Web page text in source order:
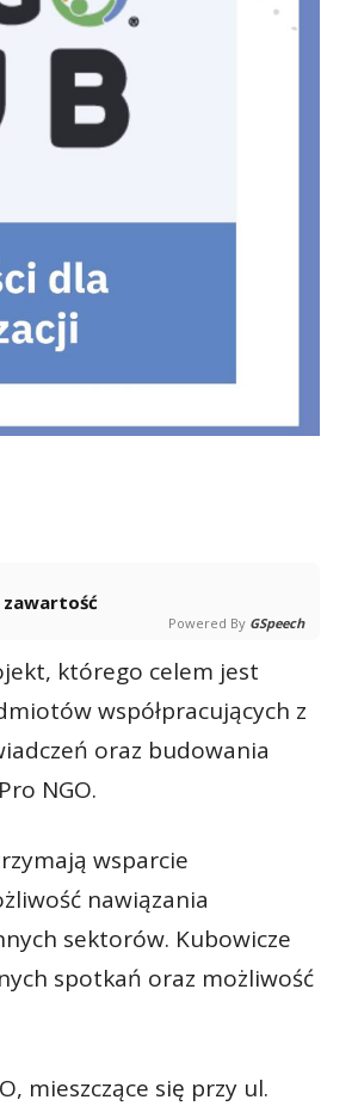
zawartość
Powered By GSpeech
którego celem jest
współpracujących z
oraz budowania
NGO.
wsparcie
nawiązania
sektorów. Kubowicze
spotkań oraz możliwość
mieszczące się przy ul.